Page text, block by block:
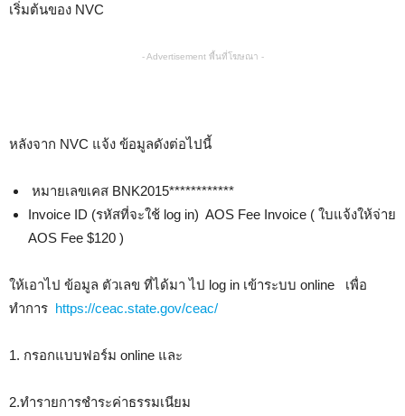
เริ่มต้นของ NVC
- Advertisement พื้นที่โฆษณา -
หลังจาก NVC แจ้ง ข้อมูลดังต่อไปนี้
หมายเลขเคส BNK2015************
Invoice ID (รหัสที่จะใช้ log in) AOS Fee Invoice ( ใบแจ้งให้จ่าย
AOS Fee $120 )
ให้เอาไป ข้อมูล ตัวเลข ที่ได้มา ไป log in เข้าระบบ online เพื่อ
ทำการ https://ceac.state.gov/ceac/
1. กรอกแบบฟอร์ม online และ
2.ทำรายการชำระค่าธรรมเนียม